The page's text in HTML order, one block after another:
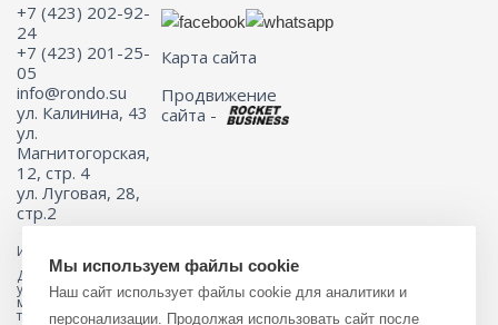
+7 (423) 202-92-
24
+7 (423) 201-25-
05
info@rondo.su
ул. Калинина, 43
ул.
Магнитогорская,
12, стр. 4
ул. Луговая, 28,
стр.2
Карта сайта
Продвижение
сайта -
Информация на сайте не является публичной офертой.
Для получения подробной информации о наличии и стоимости
указанных товаров и (или) услуг, пожалуйста, обращайтесь к
менеджеру сайта с помощью специальной формы связи или по
телефону 8 (423) 201-25-05
Мы используем файлы cookie
Наш сайт использует файлы cookie для аналитики и
персонализации. Продолжая использовать сайт после